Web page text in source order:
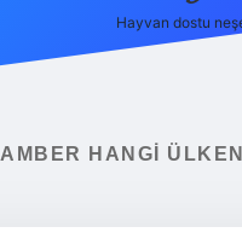
Hayvan dostu
AMBER HANGI